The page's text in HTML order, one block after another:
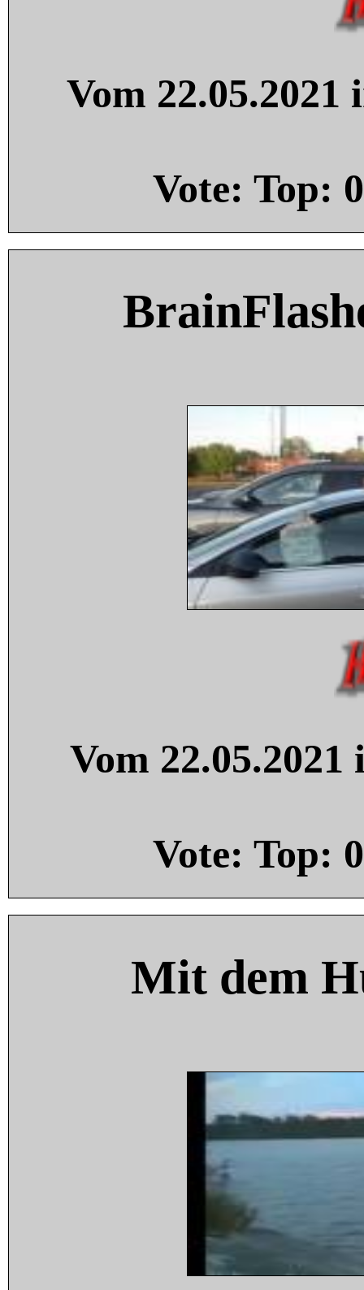
Vom
Vote: Top: 0
Vom
Vote: Top: 0
Mit dem